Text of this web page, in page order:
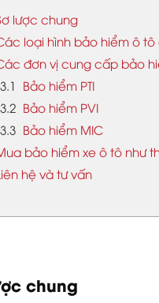
lược chung
loại hình bảo hiểm ô tô
đơn vị cung cấp bảo
3.1
Bảo hiểm PTI
3.2 Bảo hiểm PVI
3.3 Bảo hiểm MIC
bảo hiểm xe ô tô như
hệ và tư vấn
chung